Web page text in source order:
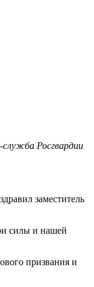
Росгвардии
заместитель
силы и нашей
призвания и